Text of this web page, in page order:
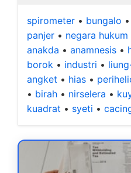
spirometer • bungalo •
panjer • negara hukum
anakda • anamnesis •
borok • industri •
angket • hias •
• birah • nirselera •
kuadrat • syeti •